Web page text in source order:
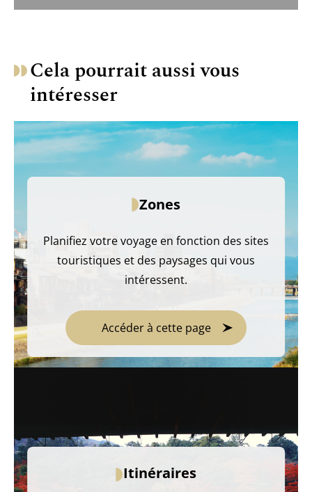
Cela pourrait aussi vous
intéresser
Zones
Planifiez votre voyage en fonction des sites
touristiques et des paysages qui vous
intéressent.
Accéder à cette page
Itinéraires